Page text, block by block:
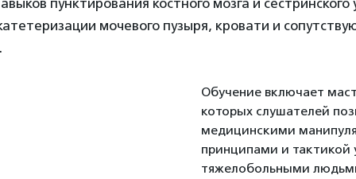
пунктирования костного мозга и сестринского
мочевого пузыря, кровати и
Обучение включает
которых слушателей
медицинскими
принципами и тактикой
тяжелобольными